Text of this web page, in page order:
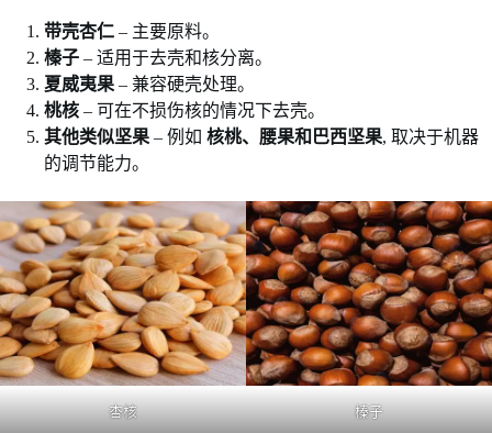
带壳杏仁 – 主要原料。
榛子 – 适用于去壳和核分离。
夏威夷果 – 兼容硬壳处理。
桃核 – 可在不损伤核的情况下去壳。
其他类似坚果 – 例如 核桃、腰果和巴西坚果, 取决于机器
的调节能力。
杏核 榛子